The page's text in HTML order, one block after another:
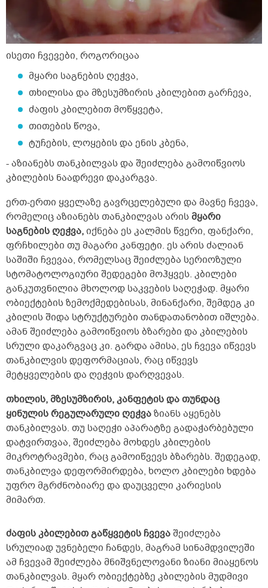
ისეთი ჩვევები, როგორიცაა
მყარი საგნების ღეჭვა,
თხილისა და მზესუმზირის კბილებით გარჩევა,
ძაფის კბილებით მოწყვეტა,
თითების წოვა,
ტუჩების, ლოყების და ენის კბენა,
- აზიანებს თანკბილვას და შეიძლება გამოიწვიოს
კბილების ნაადრევი დაკარგვა.
ერთ-ერთი ყველაზე გავრცელებული და მავნე ჩვევა,
რომელიც აზიანებს თანკბილვას არისმყარი
საგნების ღეჭვა,იქნება ეს კალმის წვერი, ფანქარი,
ფრჩხილები თუ მაგარი კანფეტი. ეს არის ძალიან
საშიში ჩვევაა, რომელსაც შეიძლება სერიოზული
სტომატოლოგიური შედეგები მოჰყვეს. კბილები
განკუთვნილია მხოლოდ საკვების საღეჭად. მყარი
ობიექტების ზემოქმედებისას, მინანქარი, შემდეგ კი
კბილის შიდა სტრუქტურები თანდათანობით იშლება.
ამან შეიძლება გამოიწვიოს ბზარები და კბილების
სრული დაკარგვაც კი. გარდა ამისა, ეს ჩვევა იწვევს
თანკბილვის დეფორმაციას, რაც იწვევს
მეტყველების და ღეჭვის დარღვევას.
თხილის, მზესუმზირის, კანფეტის და თუნდაც
ყინულის რეგულარული ღეჭვაზიანს აყენებს
თანკბილვას. თუ საღეჭი აპარატზე გადაჭარბებული
დატვირთვაა, შეიძლება მოხდეს კბილების
მიკროტრავმები, რაც გამოიწვევს ბზარებს. შედეგად,
თანკბილვა დეფორმირდება, ხოლო კბილები ხდება
უფრო მგრძნობიარე და დაუცველი კარიესის
მიმართ.
ძაფის კბილებით გაწყვეტის ჩვევაშეიძლება
სრულიად უვნებელი ჩანდეს, მაგრამ სინამდვილეში
ამ ჩვევამ შეიძლება მნიშვნელოვანი ზიანი მიაყენოს
თანკბილვას. მყარ ობიექტებზე კბილების მუდმივი